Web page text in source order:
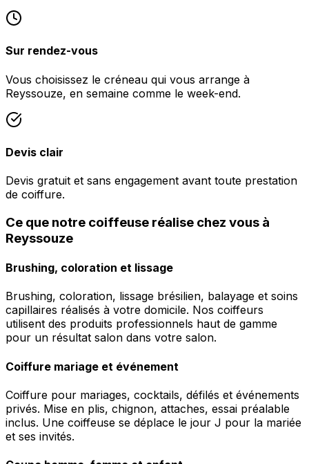
Sur rendez-vous
Vous choisissez le créneau qui vous arrange à
Reyssouze, en semaine comme le week-end.
Devis clair
Devis gratuit et sans engagement avant toute prestation
de coiffure.
Ce que notre coiffeuse réalise chez vous à
Reyssouze
Brushing, coloration et lissage
Brushing, coloration, lissage brésilien, balayage et soins
capillaires réalisés à votre domicile. Nos coiffeurs
utilisent des produits professionnels haut de gamme
pour un résultat salon dans votre salon.
Coiffure mariage et événement
Coiffure pour mariages, cocktails, défilés et événements
privés. Mise en plis, chignon, attaches, essai préalable
inclus. Une coiffeuse se déplace le jour J pour la mariée
et ses invités.